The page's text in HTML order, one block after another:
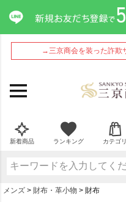
→三京商会を装った詐欺
新着商品 ランキング カテゴリ
メンズ 財布・革小物 財布